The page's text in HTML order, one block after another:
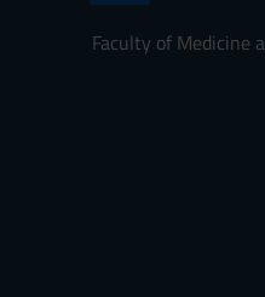
Faculty of Medicine